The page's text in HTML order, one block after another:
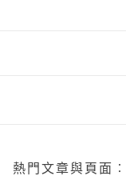
熱門文章與頁面︰